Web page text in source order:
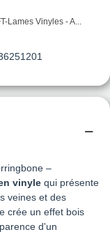
Lames Vinyles - A...
–
vinyle qui présente
veines et des
crée un effet bois
d'un